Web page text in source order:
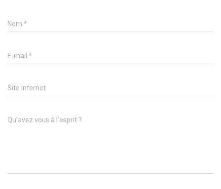
Nom *
E-mail *
Site internet
Qu’avez vous à l’esprit ?